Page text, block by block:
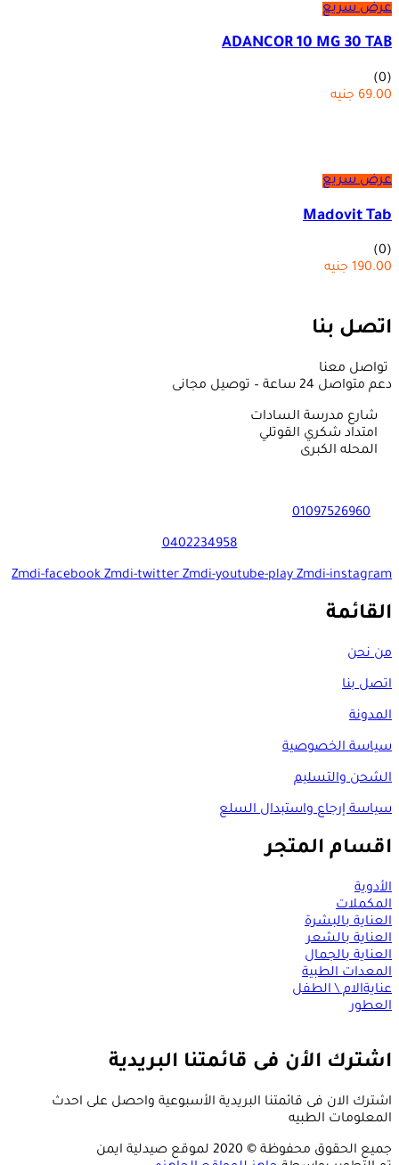
عرض سريع
ADANCOR 10 MG 30 TAB
(0)
69.00 جنيه
عرض سريع
Madovit Tab
(0)
190.00 جنيه
اتصل بنا
تواصل معنا
دعم متواصل 24 ساعة – توصيل مجانى
شارع مدرسة السادات
امتداد شكري القوتلي
المحله الكبرى
01097526960
0402234958
Zmdi-facebook Zmdi-twitter Zmdi-youtube-play Zmdi-instagram
القائمة
من نحن
اتصل بنا
المدونة
سياسة الخصوصية
الشحن والتسليم
سياسة إرجاع واستبدال السلع
اقسام المتجر
الأدوية
المكملات
العناية بالبشرة
العناية بالشعر
العناية بالجمال
المعدات الطبية
عنايةالام \ الطفل
العطور
اشترك الأن فى قائمتنا البريدية
اشترك الان فى قائمتنا البريدية الأسبوعية واحصل على احدث
المعلومات الطبيه
جميع الحقوق محفوظة © 2020 لموقع صيدلية ايمن